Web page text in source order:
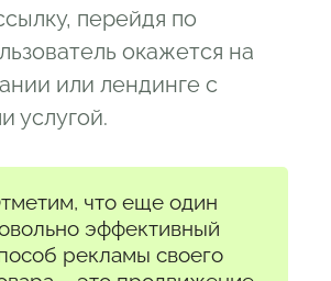
перейдя по
окажется на
или лендинге с
услугой.
что еще один
эффективный
рекламы своего